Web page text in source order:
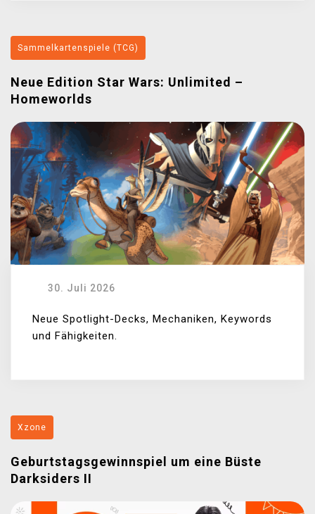
Sammelkartenspiele (TCG)
Neue Edition Star Wars: Unlimited –
Homeworlds
30. Juli 2026
Neue Spotlight-Decks, Mechaniken, Keywords
und Fähigkeiten.
Xzone
Geburtstagsgewinnspiel um eine Büste
Darksiders II